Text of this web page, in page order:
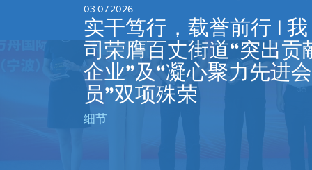
03.07.2026
实干笃行，载誉前行 | 我
司荣膺百丈街道“突出贡
企业”及“凝心聚力先进会
员”双项殊荣
细节